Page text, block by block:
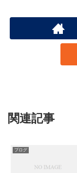
関連記事
ブログ